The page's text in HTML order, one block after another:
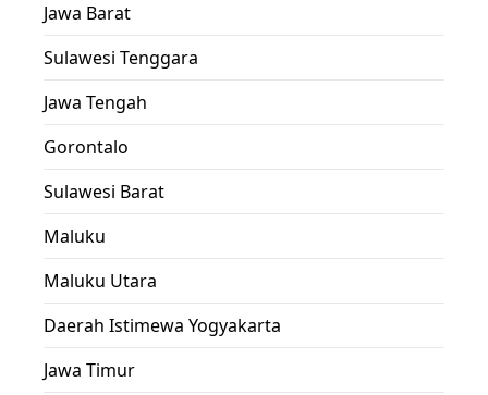
Jawa Barat
Sulawesi Tenggara
Jawa Tengah
Gorontalo
Sulawesi Barat
Maluku
Maluku Utara
Daerah Istimewa Yogyakarta
Jawa Timur